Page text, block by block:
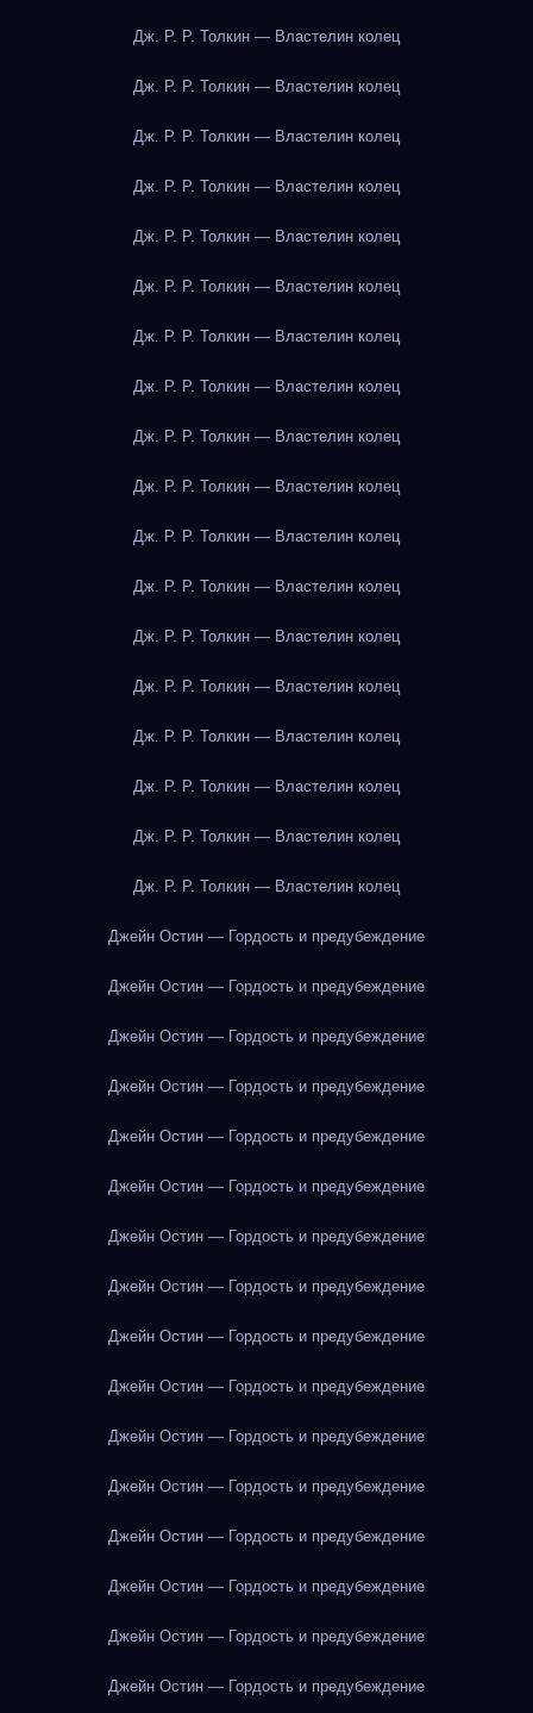
Дж. Р. Р. Толкин — Властелин колец
Дж. Р. Р. Толкин — Властелин колец
Дж. Р. Р. Толкин — Властелин колец
Дж. Р. Р. Толкин — Властелин колец
Дж. Р. Р. Толкин — Властелин колец
Дж. Р. Р. Толкин — Властелин колец
Дж. Р. Р. Толкин — Властелин колец
Дж. Р. Р. Толкин — Властелин колец
Дж. Р. Р. Толкин — Властелин колец
Дж. Р. Р. Толкин — Властелин колец
Дж. Р. Р. Толкин — Властелин колец
Дж. Р. Р. Толкин — Властелин колец
Дж. Р. Р. Толкин — Властелин колец
Дж. Р. Р. Толкин — Властелин колец
Дж. Р. Р. Толкин — Властелин колец
Дж. Р. Р. Толкин — Властелин колец
Дж. Р. Р. Толкин — Властелин колец
Дж. Р. Р. Толкин — Властелин колец
Джейн Остин — Гордость и предубеждение
Джейн Остин — Гордость и предубеждение
Джейн Остин — Гордость и предубеждение
Джейн Остин — Гордость и предубеждение
Джейн Остин — Гордость и предубеждение
Джейн Остин — Гордость и предубеждение
Джейн Остин — Гордость и предубеждение
Джейн Остин — Гордость и предубеждение
Джейн Остин — Гордость и предубеждение
Джейн Остин — Гордость и предубеждение
Джейн Остин — Гордость и предубеждение
Джейн Остин — Гордость и предубеждение
Джейн Остин — Гордость и предубеждение
Джейн Остин — Гордость и предубеждение
Джейн Остин — Гордость и предубеждение
Джейн Остин — Гордость и предубеждение